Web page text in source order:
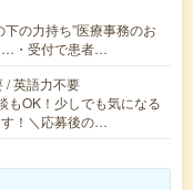
の力持ち”医療事務のお
…・受付で患者…
/ 英語力不要
もOK！少しでも気になる
！＼応募後の…